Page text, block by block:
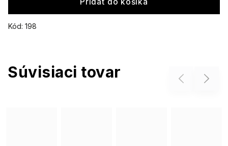
Kód: 198
Súvisiaci tovar Previous Next